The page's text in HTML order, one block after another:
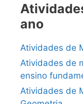
ano
Atividades de
Atividades de
ensino
Atividades de